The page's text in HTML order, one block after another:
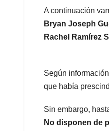
A continuación
Bryan Joseph
Rachel Ramírez
Según
que había
Sin embargo,
No disponen de